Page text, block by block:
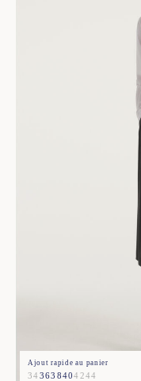
Ajout rapide au panier
34 3638404244